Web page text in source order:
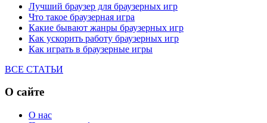
Лучший браузер для браузерных игр
Что такое браузерная игра
Какие бывают жанры браузерных игр
Как ускорить работу браузерных игр
Как играть в браузерные игры
ВСЕ СТАТЬИ
О сайте
О нас